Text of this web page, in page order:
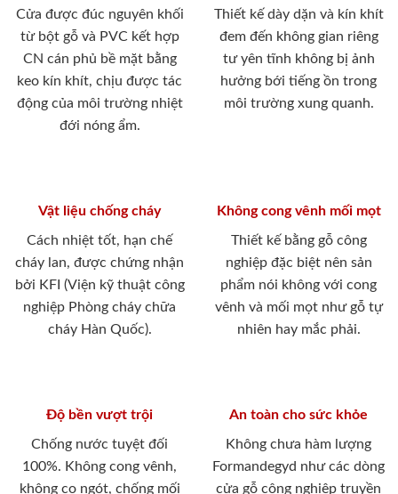
Cửa được đúc nguyên khối
từ bột gỗ và PVC kết hợp
CN cán phủ bề mặt bằng
keo kín khít, chịu được tác
động của môi trường nhiệt
đới nóng ẩm.
Thiết kế dày dặn và kín khít
đem đến không gian riêng
tư yên tĩnh không bị ảnh
hưởng bới tiếng ồn trong
môi trường xung quanh.
Vật liệu chống cháy
Cách nhiệt tốt, hạn chế
cháy lan, được chứng nhận
bởi KFI (Viện kỹ thuật công
nghiệp Phòng cháy chữa
cháy Hàn Quốc).
Không cong vênh mối mọt
Thiết kế bằng gỗ công
nghiệp đặc biệt nên sản
phẩm nói không với cong
vênh và mối mọt như gỗ tự
nhiên hay mắc phải.
Độ bền vượt trội
Chống nước tuyệt đối
100%. Không cong vênh,
không co ngót, chống mối
An toàn cho sức khỏe
Không chưa hàm lượng
Formandegyd như các dòng
cửa gỗ công nghiệp truyền